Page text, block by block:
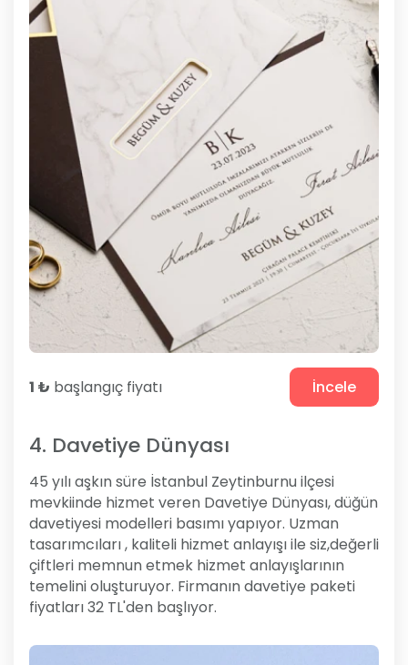
1 ₺ başlangıç fiyatı İncele
4. Davetiye Dünyası
45 yılı aşkın süre İstanbul Zeytinburnu ilçesi
mevkiinde hizmet veren Davetiye Dünyası, düğün
davetiyesi modelleri basımı yapıyor. Uzman
tasarımcıları , kaliteli hizmet anlayışı ile siz,değerli
çiftleri memnun etmek hizmet anlayışlarının
temelini oluşturuyor. Firmanın davetiye paketi
fiyatları 32 TL'den başlıyor.